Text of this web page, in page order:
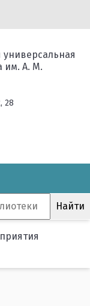
универсальная
им. А. М.
28